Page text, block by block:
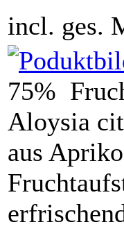
incl. ges.
75%
Aloysia
aus